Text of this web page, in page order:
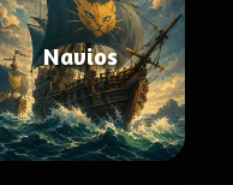
Navios